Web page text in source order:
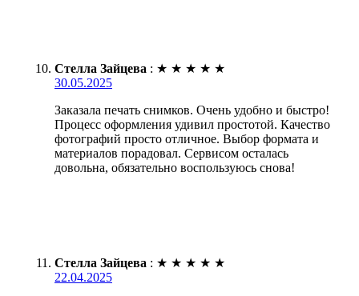
Стелла Зайцева : ★ ★ ★ ★ ★
30.05.2025
Заказала печать снимков. Очень удобно и быстро!
Процесс оформления удивил простотой. Качество
фотографий просто отличное. Выбор формата и
материалов порадовал. Сервисом осталась
довольна, обязательно воспользуюсь снова!
Стелла Зайцева : ★ ★ ★ ★ ★
22.04.2025